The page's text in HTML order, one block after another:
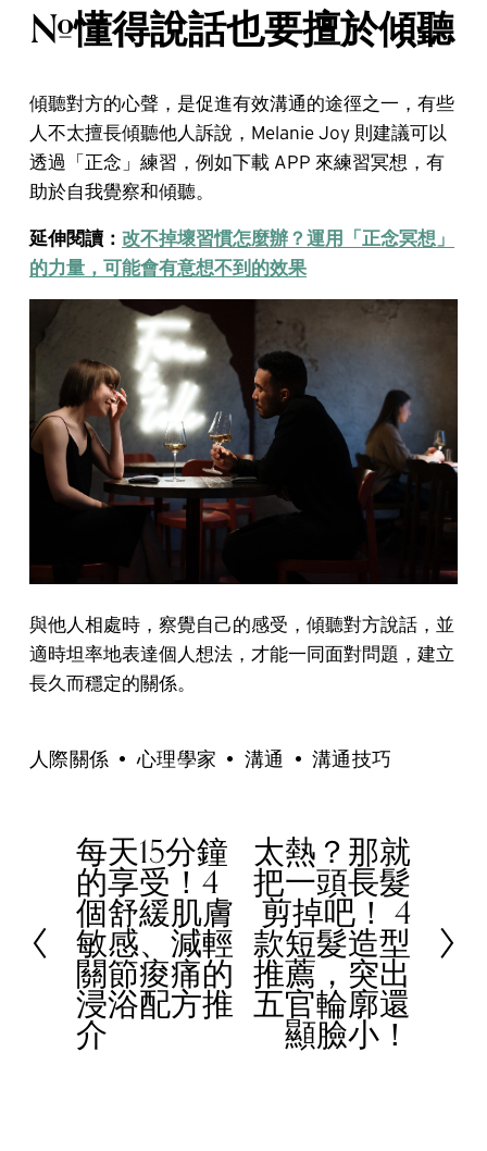
#懂得說話也要擅於傾聽
傾聽對方的心聲，是促進有效溝通的途徑之一，有些
人不太擅長傾聽他人訴說，Melanie Joy 則建議可以
透過「正念」練習，例如下載 APP 來練習冥想，有
助於自我覺察和傾聽。
延伸閱讀： 改不掉壞習慣怎麼辦？運用「正念冥想」
的力量，可能會有意想不到的效果
與他人相處時，察覺自己的感受，傾聽對方說話，並
適時坦率地表達個人想法，才能一同面對問題，建立
長久而穩定的關係。
人際關係 心理學家 溝通 溝通技巧
P
r
e
v
i
o
u
s
每天15分鐘
的享受！4
個舒緩肌膚
敏感、減輕
關節痠痛的
浸浴配方推
介
N太熱？那就
把一頭長髮
剪掉吧！ 4
款短髮造型
推薦，突出
五官輪廓還
顯臉小！